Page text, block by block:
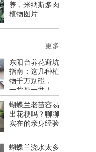
养，米纳斯多肉
植物图片
东阳台养花避坑
指南：这几种植
物千万别碰，养
一盆死一盆！
蝴蝶兰老苗容易
出花梗吗？聊聊
实在的亲身经验
蝴蝶兰浇水太多
更多